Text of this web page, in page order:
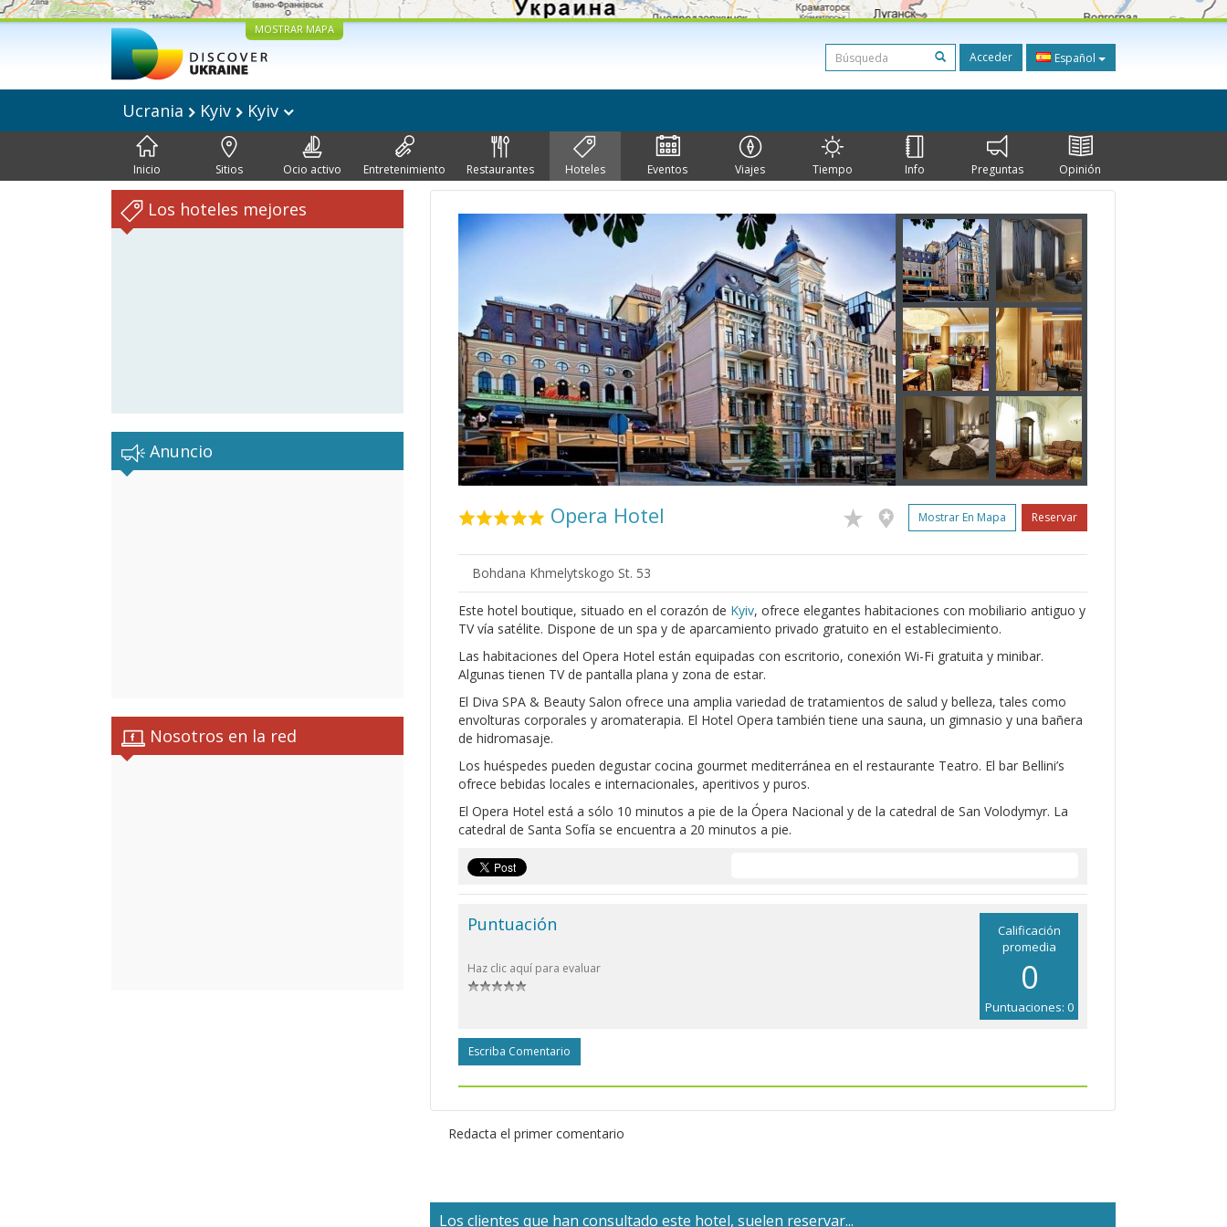
MOSTRAR MAPA
Acceder Español
Ucrania Kyiv Kyiv
Inicio Sitios Ocio activo Entretenimiento Restaurantes Hoteles Eventos Viajes Tiempo Info Preguntas Opinión
Los hoteles mejores
Anuncio
Nosotros en la red
Opera Hotel Mostrar En Mapa Reservar
Bohdana Khmelytskogo St. 53
Este hotel boutique, situado en el corazón de Kyiv, ofrece elegantes habitaciones con mobiliario antiguo y
TV vía satélite. Dispone de un spa y de aparcamiento privado gratuito en el establecimiento.
Las habitaciones del Opera Hotel están equipadas con escritorio, conexión Wi-Fi gratuita y minibar.
Algunas tienen TV de pantalla plana y zona de estar.
El Diva SPA & Beauty Salon ofrece una amplia variedad de tratamientos de salud y belleza, tales como
envolturas corporales y aromaterapia. El Hotel Opera también tiene una sauna, un gimnasio y una bañera
de hidromasaje.
Los huéspedes pueden degustar cocina gourmet mediterránea en el restaurante Teatro. El bar Bellini’s
ofrece bebidas locales e internacionales, aperitivos y puros.
El Opera Hotel está a sólo 10 minutos a pie de la Ópera Nacional y de la catedral de San Volodymyr. La
catedral de Santa Sofía se encuentra a 20 minutos a pie.
Calificación
promedia
0
Puntuaciones: 0
Puntuación
Haz clic aquí para evaluar
Escriba Comentario
Redacta el primer comentario
Los clientes que han consultado este hotel, suelen reservar...